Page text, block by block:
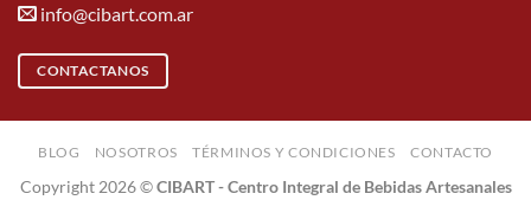
info@cibart.com.ar
CONTACTANOS
BLOG NOSOTROS TÉRMINOS Y CONDICIONES CONTACTO
Copyright 2026 ©CIBART - Centro Integral de Bebidas Artesanales